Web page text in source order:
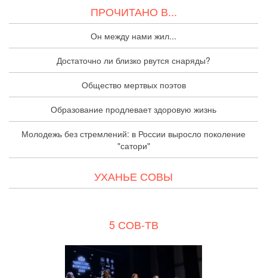
ПРОЧИТАНО В...
Он между нами жил...
Достаточно ли близко рвутся снаряды?
Общество мертвых поэтов
Образование продлевает здоровую жизнь
Молодежь без стремлений: в России выросло поколение
"сатори"
УХАНЬЕ СОВЫ
5 СОВ-ТВ